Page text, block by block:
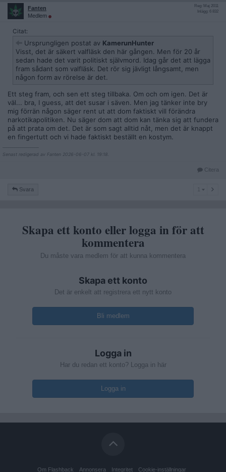
Fanten
Medlem
Reg: Maj 2011
Inlägg: 6 832
Citat:
Ursprungligen postat av KamerunHunter
Visst, det är säkert valfläsk den här gången. Men för 20 år
sedan hade det varit politiskt självmord. Idag går det att lägga
fram sådant som valfläsk. Det rör sig jävligt långsamt, men
någon form av rörelse är det.
Ett steg fram, och sen ett steg tillbaka. Om och om igen. Det är
väl... bra, I guess, att det susar i säven. Men jag tänker inte bry
mig förrän någon säger rent ut att dom faktiskt vill förändra
narkotikapolitiken. Nu säger dom att dom kan tänka sig att fundera
på att prata om det. Det är som sagt alltid nåt, men det är knappt
en fingertutt och vi hade faktiskt beställt en kostym.
Senast redigerad av Fanten 2026-06-07 kl. 19:18.
Citera
Svara
Skapa ett konto eller logga in för att
kommentera
Du måste vara medlem för att kunna kommentera
Skapa ett konto
Det är enkelt att registrera ett nytt konto
Bli medlem
Logga in
Har du redan ett konto? Logga in här
Logga in
Om Flashback Annonsera Integritet Cookie-inställningar